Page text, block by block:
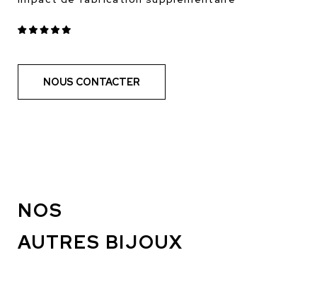
NOUS CONTACTER
NOS
AUTRES BIJOUX